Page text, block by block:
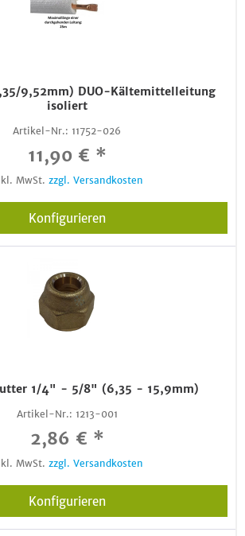
9,52mm) DUO-Kältemittelleitung
isoliert
Artikel-Nr.: 11752-026
11,90 € *
MwSt. zzgl. Versandkosten
Konfigurieren
1/4" - 5/8" (6,35 - 15,9mm)
Artikel-Nr.: 1213-001
2,86 € *
MwSt. zzgl. Versandkosten
Konfigurieren